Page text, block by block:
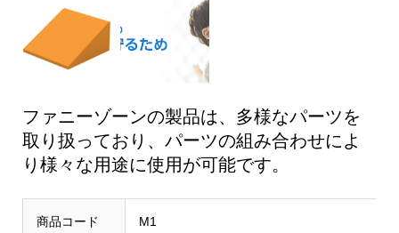
ファニーゾーンの製品は、多様なパーツを
取り扱っており、パーツの組み合わせによ
り様々な用途に使用が可能です。
商品コード M1